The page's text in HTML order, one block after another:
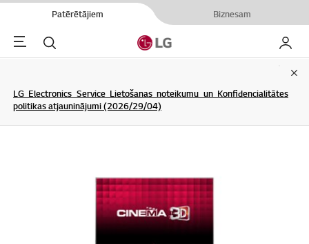
Patērētājiem Biznesam
Menu Meklēt Mans
LG Electronics Service Lietošanas noteikumu un Konfidencialitātes
politikas atjauninājumi (2026/29/04)